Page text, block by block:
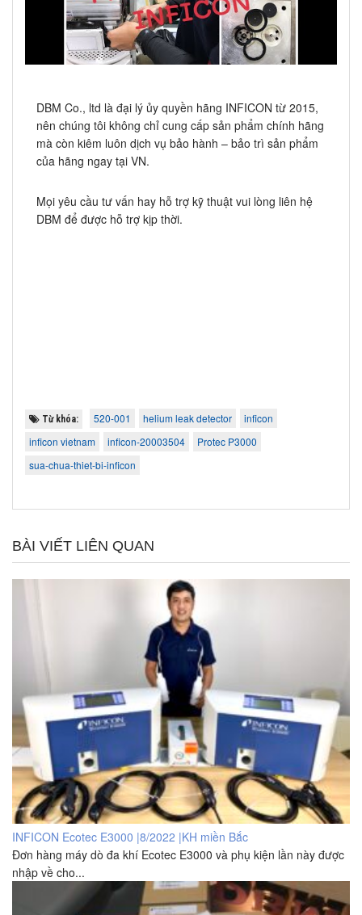
DBM Co., ltd là đại lý ủy quyền hãng INFICON từ 2015,
nên chúng tôi không chỉ cung cấp sản phẩm chính hãng
mà còn kiêm luôn dịch vụ bảo hành – bảo trì sản phẩm
của hãng ngay tại VN.
Mọi yêu cầu tư vấn hay hỗ trợ kỹ thuật vui lòng liên hệ
DBM để được hỗ trợ kịp thời.
Từ khóa: 520-001 helium leak detector
inficon
inficon vietnam
inficon-20003504
Protec P3000
sua-chua-thiet-bi-inficon
BÀI VIẾT LIÊN QUAN
INFICON Ecotec E3000 |8/2022 |KH miền Bắc
Đơn hàng máy dò đa khí Ecotec E3000 và phụ kiện lần này được
nhập về cho...